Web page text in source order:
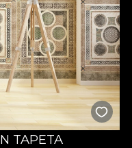
TAPETA